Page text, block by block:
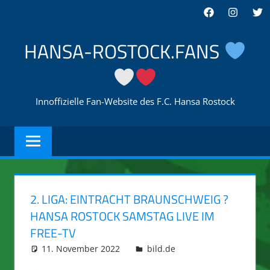
springen
Facebook
HANSA-ROSTOCK.FANS
Innoffizielle Fan-Website des F.C. Hansa Rostock
2. LIGA: EINTRACHT BRAUNSCHWEIG ?
HANSA ROSTOCK SAMSTAG LIVE IM
FREE-TV
11. November 2022 integromat
bild.de